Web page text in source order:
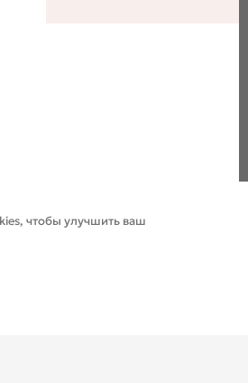
чтобы улучшить ваш